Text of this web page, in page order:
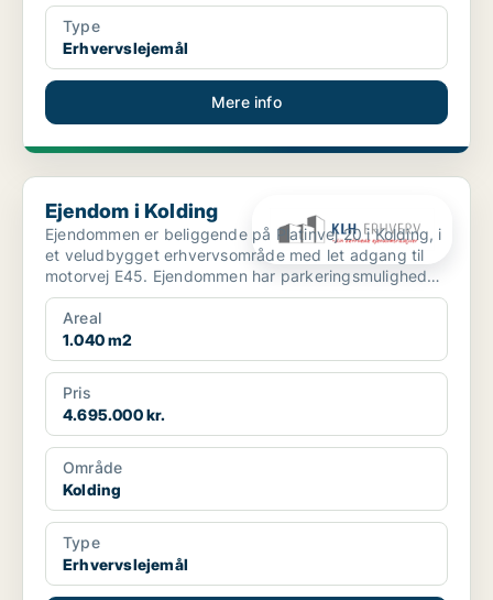
Type
Erhvervslejemål
Mere info
Ejendom i Kolding
Ejendom i Kolding
Ejendommen er beliggende på Platinvej 20 i Kolding, i
et veludbygget erhvervsområde med let adgang til
motorvej E45. Ejendommen har parkeringsmuligheder
...
Areal
1.040 m2
Pris
4.695.000 kr.
Område
Kolding
Type
Erhvervslejemål